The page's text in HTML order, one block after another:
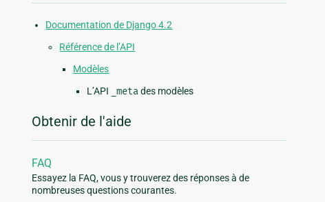
Documentation de Django 4.2
Référence de l’API
Modèles
L’API
_metades modèles
Obtenir de l'aide
FAQ
Essayez la FAQ, vous y trouverez des réponses à de
nombreuses questions courantes.